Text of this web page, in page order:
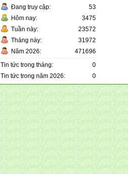
Đang truy cập:
53
Hôm nay:
3475
Tuần này:
23572
Tháng này:
31972
Năm 2026:
471696
Tin tức trong tháng:
0
Tin tức trong năm 2026:
0